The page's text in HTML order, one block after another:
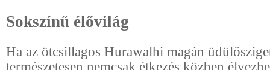
Sokszínű élővilág
Ha az ötcsillagos Hurawalhi magán
természetesen nemcsak étkezés közben